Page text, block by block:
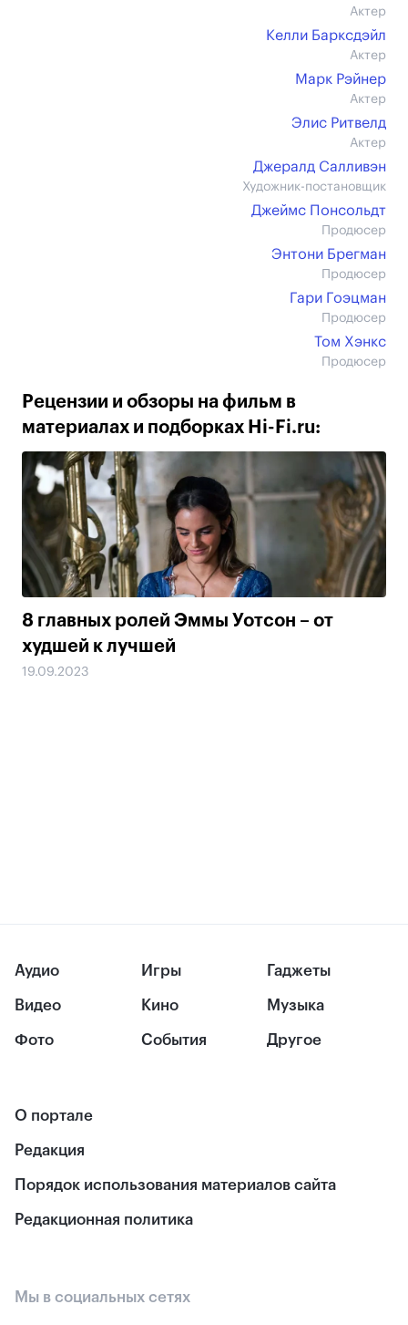
Актер
Келли Барксдэйл
Актер
Марк Рэйнер
Актер
Элис Ритвелд
Актер
Джералд Салливэн
Художник-постановщик
Джеймс Понсольдт
Продюсер
Энтони Брегман
Продюсер
Гари Гоэцман
Продюсер
Том Хэнкс
Продюсер
Рецензии и обзоры на фильм в
материалах и подборках Hi-Fi.ru:
8 главных ролей Эммы Уотсон – от
худшей к лучшей
19.09.2023
Аудио
Видео
Фото
Игры
Кино
События
Гаджеты
Музыка
Другое
О портале
Редакция
Порядок использования материалов сайта
Редакционная политика
Мы в социальных сетях